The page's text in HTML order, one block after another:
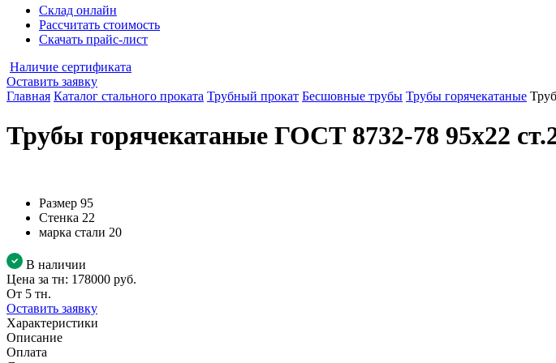
Склад онлайн
Рассчитать стоимость
Скачать прайс-лист
Наличие сертификата
Оставить заявку
Главная Каталог стального проката Трубный прокат Бесшовные трубы Трубы горячекатаные
Трубы горячекатаные ГОСТ 8732-78 95x22
Размер 95
Стенка 22
марка стали 20
В наличии
Цена за тн: 178000 руб.
От 5 тн.
Оставить заявку
Характеристики
Описание
Оплата